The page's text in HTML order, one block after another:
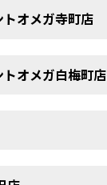
オメガ寺町店
オメガ白梅町店